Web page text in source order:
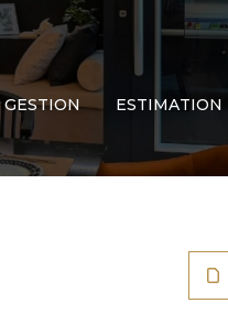
GESTION ESTIMATION